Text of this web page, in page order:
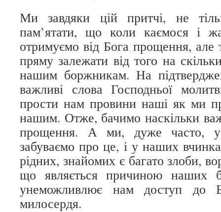
Ми завдяки цій притчі, не
пам’ятати, що коли каємося і
отримуємо від Бога прощення,
пряму залежати від того на
нашим боржникам. На
важливі слова Господньої
прости нам провини наші як ми
нашим. Отже, бачимо наскільки
прощення. А ми, дуже часто, у
забуваємо про це, і у наших
рідних, знайомих є багато злоби,
що являється причиною наших
унеможливлює нам доступ до
милосердя.